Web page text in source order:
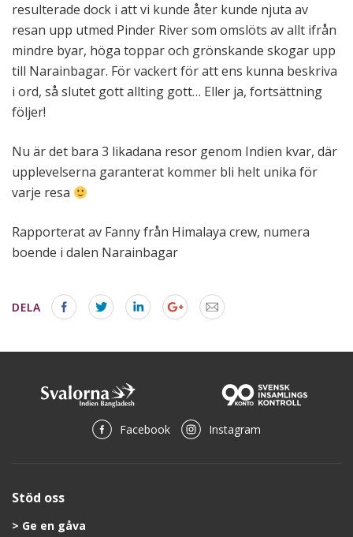
resulterade dock i att vi kunde åter kunde njuta av
resan upp utmed Pinder River som omslöts av allt ifrån
mindre byar, höga toppar och grönskande skogar upp
till Narainbagar. För vackert för att ens kunna beskriva
i ord, så slutet gott allting gott… Eller ja, fortsättning
följer!
Nu är det bara 3 likadana resor genom Indien kvar, där
upplevelserna garanterat kommer bli helt unika för
varje resa
Rapporterat av Fanny från Himalaya crew, numera
boende i dalen Narainbagar
DELA
Facebook Instagram
Stöd oss
Ge en gåva